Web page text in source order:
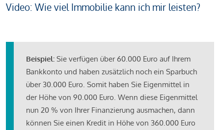
Video: Wie viel Immobilie kann ich mir leisten?
Beispiel: Sie verfügen über 60.000 Euro auf Ihrem
Bankkonto und haben zusätzlich noch ein Sparbuch
über 30.000 Euro. Somit haben Sie Eigenmittel in
der Höhe von 90.000 Euro. Wenn diese Eigenmittel
nun 20 % von Ihrer Finanzierung ausmachen, dann
können Sie einen Kredit in Höhe von 360.000 Euro